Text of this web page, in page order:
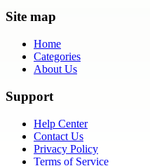
Site map
Home
Categories
About Us
Support
Help Center
Contact Us
Privacy Policy
Terms of Service